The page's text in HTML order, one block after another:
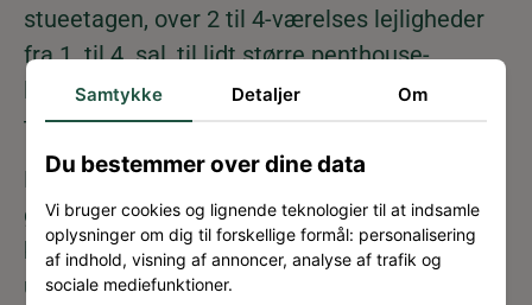
stueetagen, over 2 til 4-værelses lejligheder
fra 1. til 4. sal, til lidt større penthouse-
lejligheder på 5. salen med private
tagterrasser.
Lejlighederne får adgang til et centralt
gårdrum og fælles tagterrasser for alle
beboerne, hvoraf den ene tagterrasse bliver
udstyret med orangeri. I det syd-østlige
Samtykke Detaljer Om
Du bestemmer over dine data
Vi bruger cookies og lignende teknologier til at indsamle
oplysninger om dig til forskellige formål: personalisering
af indhold, visning af annoncer, analyse af trafik og
sociale mediefunktioner.